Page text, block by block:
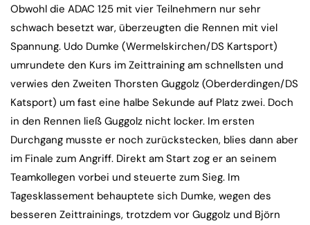
Obwohl die ADAC 125 mit vier Teilnehmern nur sehr
schwach besetzt war, überzeugten die Rennen mit viel
Spannung. Udo Dumke (Wermelskirchen/DS Kartsport)
umrundete den Kurs im Zeittraining am schnellsten und
verwies den Zweiten Thorsten Guggolz (Oberderdingen/DS
Katsport) um fast eine halbe Sekunde auf Platz zwei. Doch
in den Rennen ließ Guggolz nicht locker. Im ersten
Durchgang musste er noch zurückstecken, blies dann aber
im Finale zum Angriff. Direkt am Start zog er an seinem
Teamkollegen vorbei und steuerte zum Sieg. Im
Tagesklassement behauptete sich Dumke, wegen des
besseren Zeittrainings, trotzdem vor Guggolz und Björn